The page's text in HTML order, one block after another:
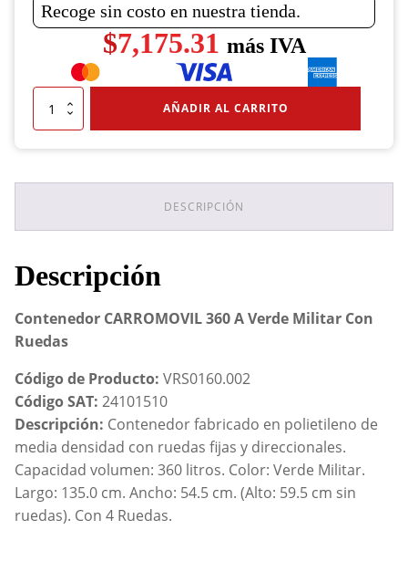
Recoge sin costo en nuestra tienda.
$7,175.31 más IVA
Contenedor
CARROMOVIL
A
AÑADIR AL CARRITO
DESCRIPCIÓN
Descripción
Contenedor CARROMOVIL 360 A Verde Militar Con
Ruedas
Código de Producto: VRS0160.002
Código SAT: 24101510
Descripción: Contenedor fabricado en polietileno de
media densidad con ruedas fijas y direccionales.
Capacidad volumen: 360 litros. Color: Verde Militar.
Largo: 135.0 cm. Ancho: 54.5 cm. (Alto: 59.5 cm sin
ruedas). Con 4 Ruedas.